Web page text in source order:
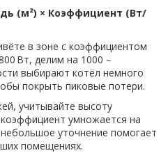
(м²) × Коэффициент (Вт/
в зоне с коэффициентом
Вт, делим на 1000 –
выбирают котёл немного
покрыть пиковые потери.
учитывайте высоту
умножается на
уточнение помогает
помещениях.